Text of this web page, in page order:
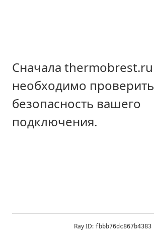
Сначала thermobrest.ru
необходимо проверить
безопасность вашего
подключения.
Ray ID: fbbb76dc867b4383